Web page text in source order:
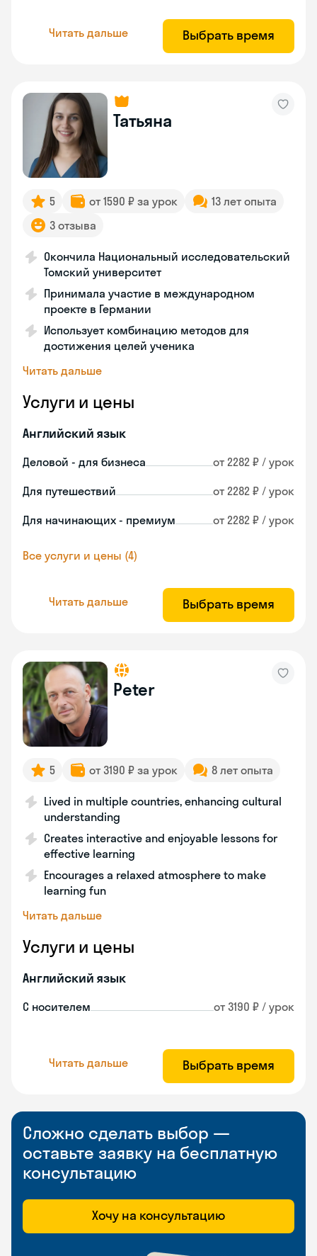
Читать дальше Выбрать время
Татьяна
5 от 1590 ₽ за урок
13 лет опыта
3 отзыва
Окончила Национальный исследовательский
Томский университет
Принимала участие в международном
проекте в Германии
Использует комбинацию методов для
достижения целей ученика
Читать дальше
Услуги и цены
Английский язык
Деловой - для бизнеса от 2282 ₽ / урок
Для путешествий от 2282 ₽ / урок
Для начинающих - премиум от 2282 ₽ / урок
Все услуги и цены (4)
Читать дальше Выбрать время
Peter
5 от 3190 ₽ за урок 8 лет опыта
Lived in multiple countries, enhancing cultural
understanding
Creates interactive and enjoyable lessons for
effective learning
Encourages a relaxed atmosphere to make
learning fun
Читать дальше
Услуги и цены
Английский язык
С носителем от 3190 ₽ / урок
Читать дальше Выбрать время
Сложно сделать выбор —
оставьте заявку на бесплатную
консультацию
Хочу на консультацию